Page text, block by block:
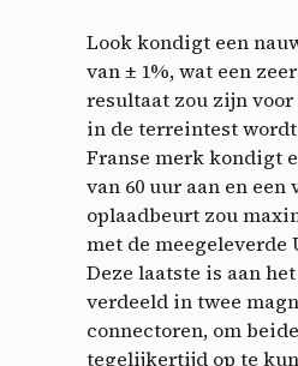
Look kondigt een
van ± 1%, wat een
resultaat zou zijn
in de terreintest
Franse merk kondigt
van 60 uur aan en een
oplaadbeurt zou
met de meegeleverde
Deze laatste is aan
verdeeld in twee
connectoren, om
tegelijkertijd op te